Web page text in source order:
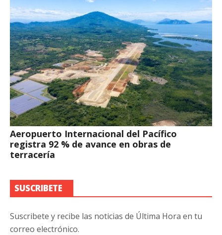
Aeropuerto Internacional del Pacífico
registra 92 % de avance en obras de
terracería
SUSCRIBETE
Suscribete y recibe las noticias de Última Hora en tu
correo electrónico.